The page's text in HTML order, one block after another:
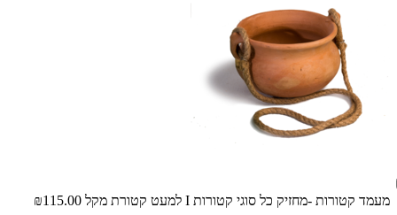
מעמד קטורות -מחזיק כל סוגי קטורות I למעט קטורת מקל ₪115.00